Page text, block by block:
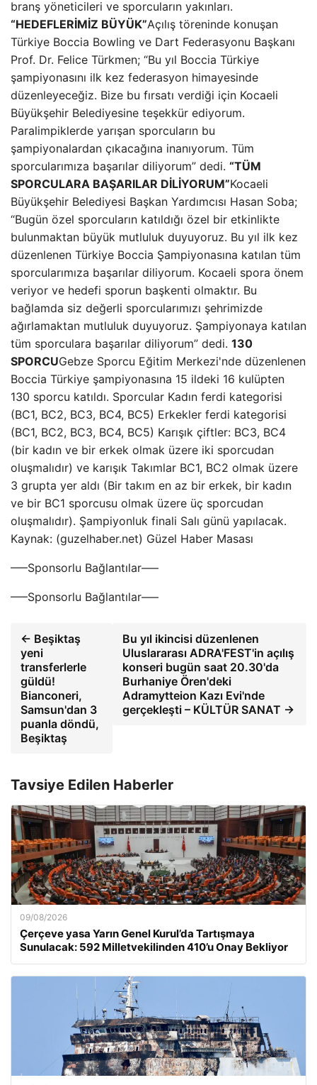
branş yöneticileri ve sporcuların yakınları.
“HEDEFLERİMİZ BÜYÜK”Açılış töreninde konuşan
Türkiye Boccia Bowling ve Dart Federasyonu Başkanı
Prof. Dr. Felice Türkmen; “Bu yıl Boccia Türkiye
şampiyonasını ilk kez federasyon himayesinde
düzenleyeceğiz. Bize bu fırsatı verdiği için Kocaeli
Büyükşehir Belediyesine teşekkür ediyorum.
Paralimpiklerde yarışan sporcuların bu
şampiyonalardan çıkacağına inanıyorum. Tüm
sporcularımıza başarılar diliyorum” dedi. “TÜM
SPORCULARA BAŞARILAR DİLİYORUM”Kocaeli
Büyükşehir Belediyesi Başkan Yardımcısı Hasan Soba;
“Bugün özel sporcuların katıldığı özel bir etkinlikte
bulunmaktan büyük mutluluk duyuyoruz. Bu yıl ilk kez
düzenlenen Türkiye Boccia Şampiyonasına katılan tüm
sporcularımıza başarılar diliyorum. Kocaeli spora önem
veriyor ve hedefi sporun başkenti olmaktır. Bu
bağlamda siz değerli sporcularımızı şehrimizde
ağırlamaktan mutluluk duyuyoruz. Şampiyonaya katılan
tüm sporculara başarılar diliyorum” dedi. 130
SPORCUGebze Sporcu Eğitim Merkezi'nde düzenlenen
Boccia Türkiye şampiyonasına 15 ildeki 16 kulüpten
130 sporcu katıldı. Sporcular Kadın ferdi kategorisi
(BC1, BC2, BC3, BC4, BC5) Erkekler ferdi kategorisi
(BC1, BC2, BC3, BC4, BC5) Karışık çiftler: BC3, BC4
(bir kadın ve bir erkek olmak üzere iki sporcudan
oluşmalıdır) ve karışık Takımlar BC1, BC2 olmak üzere
3 grupta yer aldı (Bir takım en az bir erkek, bir kadın
ve bir BC1 sporcusu olmak üzere üç sporcudan
oluşmalıdır). Şampiyonluk finali Salı günü yapılacak.
Kaynak: (guzelhaber.net) Güzel Haber Masası
—–Sponsorlu Bağlantılar—–
—–Sponsorlu Bağlantılar—–
← Beşiktaş
yeni
transferlerle
güldü!
Bianconeri,
Samsun'dan 3
puanla döndü,
Beşiktaş
Bu yıl ikincisi düzenlenen
Uluslararası ADRA'FEST'in açılış
konseri bugün saat 20.30'da
Burhaniye Ören'deki
Adramytteion Kazı Evi'nde
gerçekleşti – KÜLTÜR SANAT →
Tavsiye Edilen Haberler
09/08/2026
Çerçeve yasa Yarın Genel Kurul’da Tartışmaya
Sunulacak: 592 Milletvekilinden 410’u Onay Bekliyor